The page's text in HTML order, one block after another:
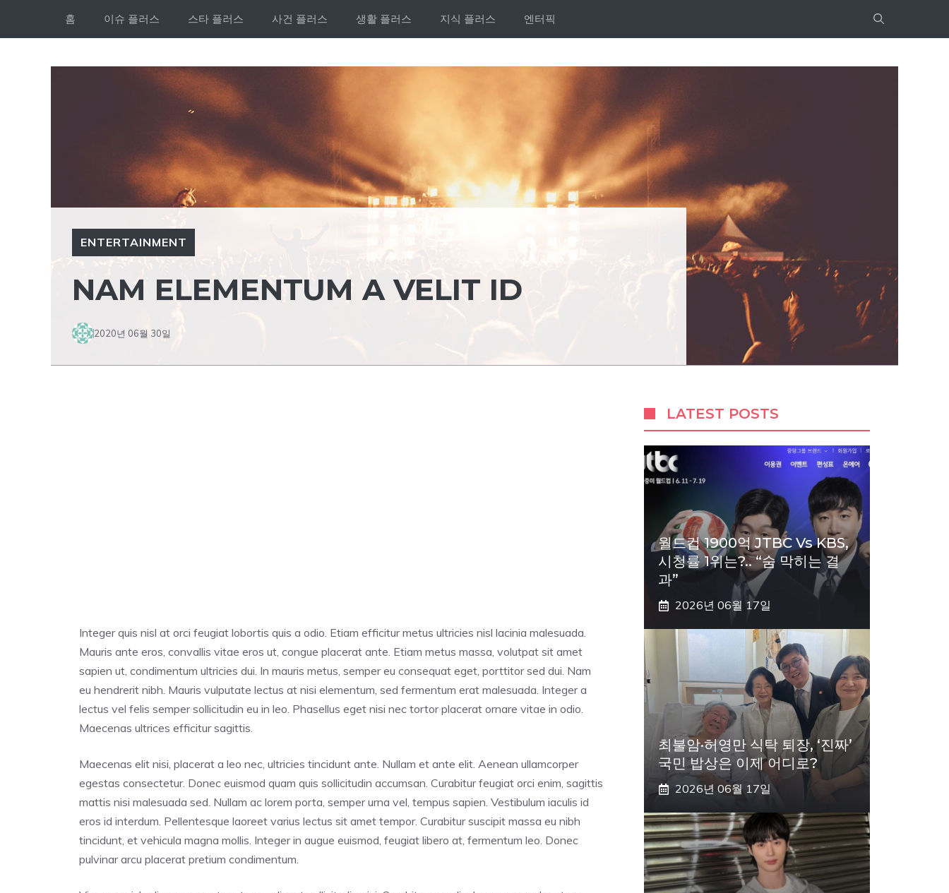
홈 이슈 플러스 스타 플러스 사건 플러스 생활 플러스 지식 플러스 엔터픽
ENTERTAINMENT
NAM ELEMENTUM A VELIT ID
2020년 06월 30일
Integer quis nisl at orci feugiat lobortis quis a odio. Etiam efficitur metus ultricies nisl lacinia malesuada.
Mauris ante eros, convallis vitae eros ut, congue placerat ante. Etiam metus massa, volutpat sit amet
sapien ut, condimentum ultricies dui. In mauris metus, semper eu consequat eget, porttitor sed dui. Nam
eu hendrerit nibh. Mauris vulputate lectus at nisi elementum, sed fermentum erat malesuada. Integer a
lectus vel felis semper sollicitudin eu in leo. Phasellus eget nisi nec tortor placerat ornare vitae in odio.
Maecenas ultrices efficitur sagittis.
Maecenas elit nisi, placerat a leo nec, ultricies tincidunt ante. Nullam et ante elit. Aenean ullamcorper
egestas consectetur. Donec euismod quam quis sollicitudin accumsan. Curabitur feugiat orci enim, sagittis
mattis nisi malesuada sed. Nullam ac lorem porta, semper urna vel, tempus sapien. Vestibulum iaculis id
eros id interdum. Pellentesque laoreet varius lectus sit amet tempor. Curabitur suscipit massa eu nibh
tincidunt, et vehicula magna mollis. Integer in augue euismod, feugiat libero at, fermentum leo. Donec
pulvinar arcu placerat pretium condimentum.
LATEST POSTS
월드컵 1900억 JTBC Vs KBS,
시청률 1위는?.. “숨 막히는 결
과”
2026년 06월 17일
최불암·허영만 식탁 퇴장, ‘진짜’
국민 밥상은 이제 어디로?
2026년 06월 17일